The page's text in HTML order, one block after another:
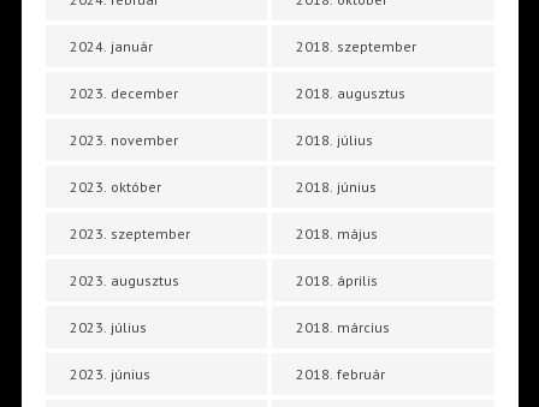
2024. január
2023. december
2023. november
2023. október
2023. szeptember
2023. augusztus
2023. július
2023. június
2018. szeptember
2018. augusztus
2018. július
2018. június
2018. május
2018. április
2018. március
2018. február